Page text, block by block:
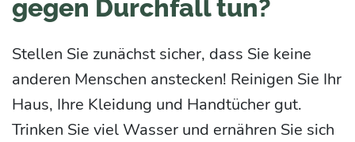
gegen Durchfall tun?
Stellen Sie zunächst sicher, dass Sie keine
anderen Menschen anstecken! Reinigen Sie Ihr
Haus, Ihre Kleidung und Handtücher gut.
Trinken Sie viel Wasser und ernähren Sie sich